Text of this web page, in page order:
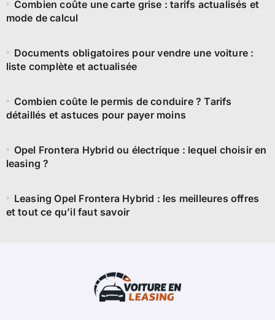
Combien coûte une carte grise : tarifs actualisés et
mode de calcul
Documents obligatoires pour vendre une voiture :
liste complète et actualisée
Combien coûte le permis de conduire ? Tarifs
détaillés et astuces pour payer moins
Opel Frontera Hybrid ou électrique : lequel choisir en
leasing ?
Leasing Opel Frontera Hybrid : les meilleures offres
et tout ce qu’il faut savoir